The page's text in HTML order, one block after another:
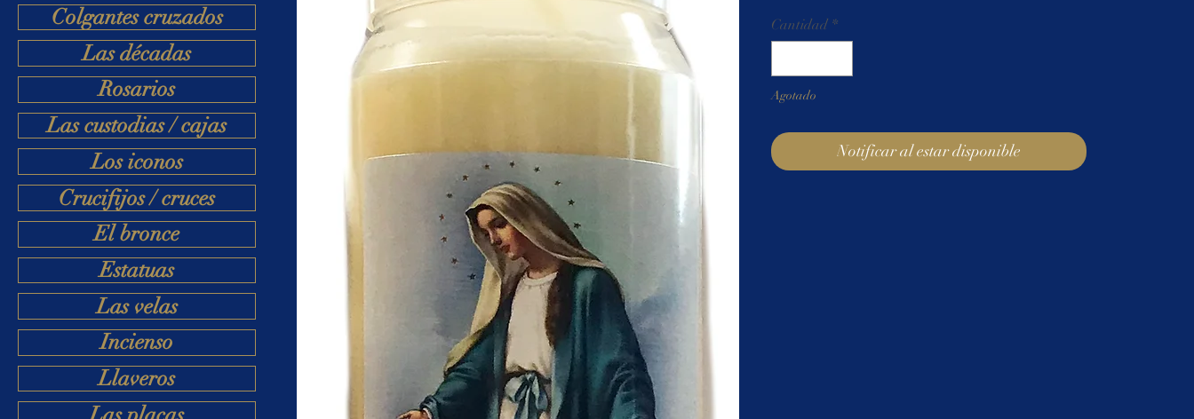
Colgantes cruzados
Las décadas
Rosarios
Las custodias / cajas
Los iconos
Crucifijos / cruces
El bronce
Estatuas
Las velas
Incienso
Llaveros
Cantidad *
Agotado
Notificar al estar disponible